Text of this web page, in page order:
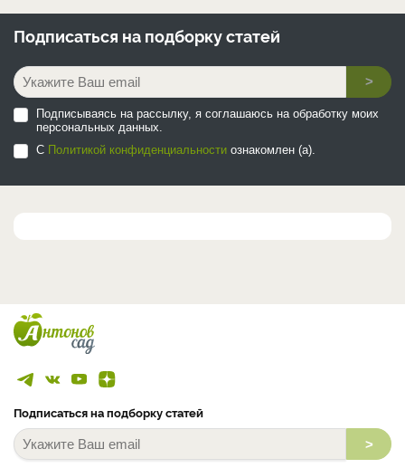
Подписаться на подборку статей
>
Подписываясь на рассылку, я соглашаюсь на обработку моих
персональных данных.
С Политикой конфиденциальности ознакомлен (а).
Подписаться на подборку статей
>